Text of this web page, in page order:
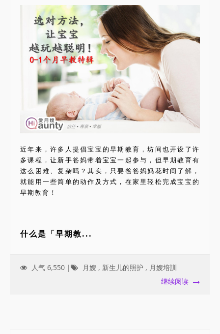
近年来，许多人提倡宝宝的早期教育，坊间也开设了许
多课程，让新手爸妈带着宝宝一起参与，但早期教育有
这么困难、复杂吗？其实，只要爸爸妈妈花时间了解，
就能用一些简单的动作及方式，在家里轻松完成宝宝的
早期教育！
什么是「早期教...
人气 6,550 | 月嫂 , 新生儿的照护 , 月嫂培訓
继续阅读